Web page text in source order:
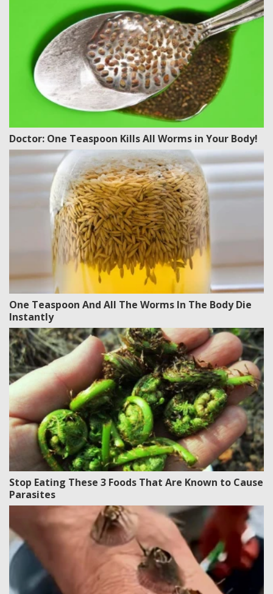
Doctor: One Teaspoon Kills All Worms in Your Body!
One Teaspoon And All The Worms In The Body Die
Instantly
Stop Eating These 3 Foods That Are Known to Cause
Parasites